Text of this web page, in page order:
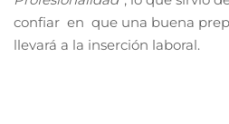
confiar en que una buena
llevará a la inserción laboral.